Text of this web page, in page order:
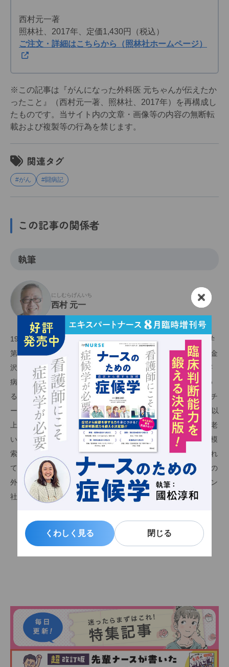
くわしく見る 閉じる
くわしく見る 閉じる
西村元一著
照林社、2017年、定価1,430円（税込）
ご注文・詳細はこちらから（照林社ホームページ）
※この記事は『がんになった外科医 元ちゃんが伝えたか
ったこと』（西村元一著、照林社、2017年）を再構成し
たものです。当サイト内の文章・画像等の内容の無断転
載および複製等の行為を禁じます。
関連タグ
#がん #闘病記
この記事の関係者
執筆
にしむらげんいち
西村 元一
1958年金沢市生まれ。1983年金沢大学医学部卒業後、金沢大学
第二外科（現：消化器・腫瘍・再生外科学）に入局。その後、金
沢大学附属病院や関連病院勤務を経て、2008年より金沢赤十字
病院副院長、外科部長。2011年より石川県医師会の理事を務め
る。専門は消化器外科（特に大腸がん）、その他、化学療法、チ
ーム医療、地域連携など幅広いフィールドも。金沢市内に50年以
上住み、金沢が大好きな外科医で、「地域の住民が病んでも、老
いても、その地域で最後まで生活していけるように」と仲間と模
索して「元ちゃんハウス」を開設した。2017年5月31日惜しまれ
て逝去。近刊に『余命半年、僕はこうして乗り越えた！～がんの
外科医が一晩でがん患者になってからしたこと～』（ブックマン
社）等。
関連記事一覧